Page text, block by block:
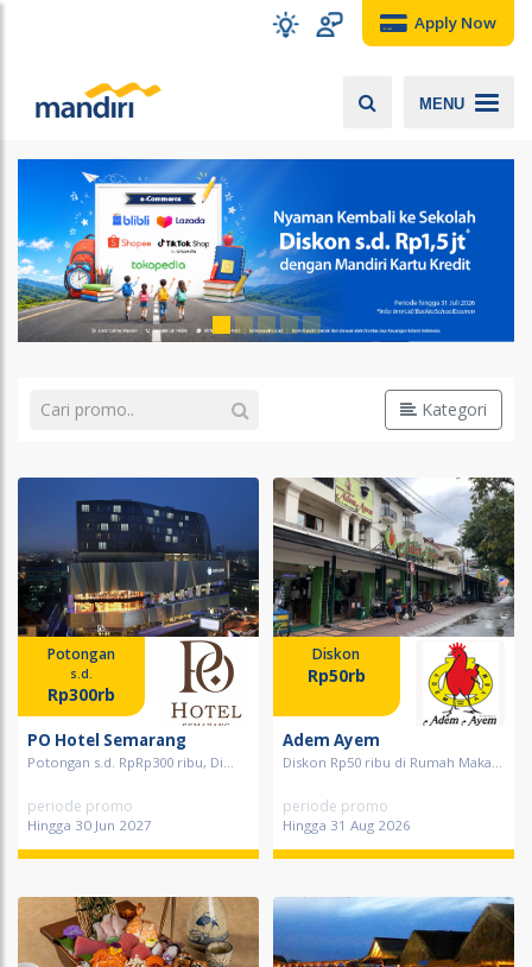
Apply Now
MENU
Kategori
Potongan
s.d.
Rp300rb
PO Hotel Semarang
Potongan s.d. RpRp300 ribu, Di...
periode promo
Hingga 30 Jun 2027
Diskon
Rp50rb
Adem Ayem
Diskon Rp50 ribu di Rumah Maka...
periode promo
Hingga 31 Aug 2026